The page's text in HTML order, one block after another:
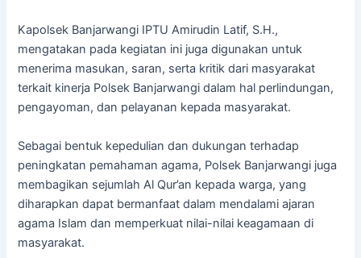
Kapolsek Banjarwangi IPTU Amirudin Latif, S.H.,
mengatakan pada kegiatan ini juga digunakan untuk
menerima masukan, saran, serta kritik dari masyarakat
terkait kinerja Polsek Banjarwangi dalam hal perlindungan,
pengayoman, dan pelayanan kepada masyarakat.
Sebagai bentuk kepedulian dan dukungan terhadap
peningkatan pemahaman agama, Polsek Banjarwangi juga
membagikan sejumlah Al Qur’an kepada warga, yang
diharapkan dapat bermanfaat dalam mendalami ajaran
agama Islam dan memperkuat nilai-nilai keagamaan di
masyarakat.